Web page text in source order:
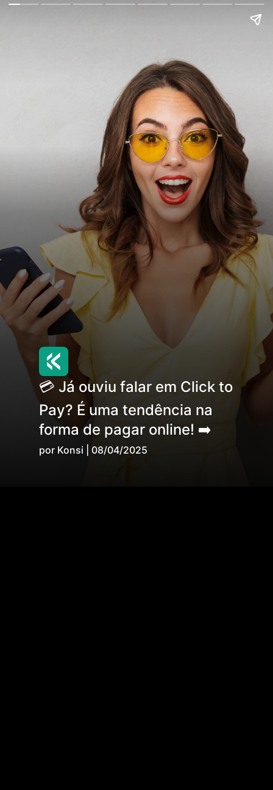
💳 Já ouviu falar em Click to
Pay? É uma tendência na
forma de pagar online! ➡️
por Konsi | 08/04/2025